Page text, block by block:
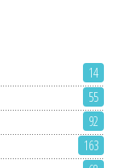
14
55
92
163